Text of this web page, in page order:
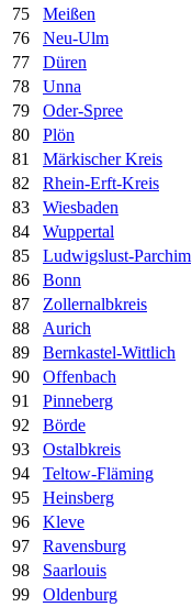
75 Meißen
76
Neu-Ulm
77
Düren
78
Unna
79
Oder-Spree
80
Plön
81
Märkischer Kreis
82
Rhein-Erft-Kreis
83
Wiesbaden
84
Wuppertal
85
Ludwigslust-Parchim
86
Bonn
87
Zollernalbkreis
88
Aurich
89
Bernkastel-Wittlich
90
Offenbach
91
Pinneberg
92
Börde
93
Ostalbkreis
94
Teltow-Fläming
95
Heinsberg
96
Kleve
97
Ravensburg
98
Saarlouis
99
Oldenburg